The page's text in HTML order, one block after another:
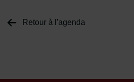
Retour à l'agenda